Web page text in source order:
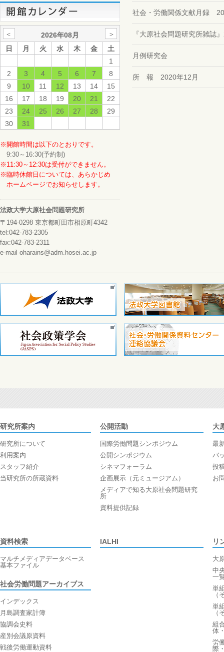
＜ 2026年08月
＞
日
月 火 水 木 金
土
1
2
3 4 5 6 7
8
9
10 11 12 13 14
15
16
17 18 19 20 21
22
23
24 25 26 27 28
29
30
31
※開館時間は以下のとおりです。
9:30～16:30(予約制)
※11:30～12:30は受付ができません。
※臨時休館日については、あらかじめ
ホームページでお知らせします。
法政大学大原社会問題研究所
〒194-0298 東京都町田市相原町4342
tel:042-783-2305
fax:042-783-2311
e-mail oharains@adm.hosei.ac.jp
社会・労働関係文献月録
『大原社会問題研究所雑誌
月例研究会
所 報 2020年12月
研究所案内
研究所について
利用案内
スタッフ紹介
当研究所の所蔵資料
公開活動
国際労働問題シンポジウム
公開シンポジウム
シネマフォーラム
企画展示（元ミュージアム）
メディアで知る大原社会問題研究
所
資料提供記録
大
最
バ
投
お
資料検索
マルチメディアデータベース
基本ファイル
社会労働問題アーカイブス
インデックス
月島調査家計簿
協調会史料
産別会議原資料
戦後労働運動資料
IALHI リ
大
中
一
単
（
単
（
組
体
労
際